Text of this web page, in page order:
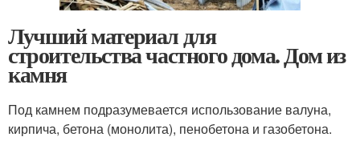
Лучший материал для
строительства частного дома. Дом из
камня
Под камнем подразумевается использование валуна,
кирпича, бетона (монолита), пенобетона и газобетона.